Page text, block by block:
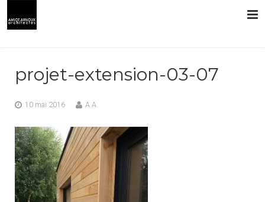
PRESTATIONS
CONTACT
projet-extension-03-07
10 mai 2016 A A